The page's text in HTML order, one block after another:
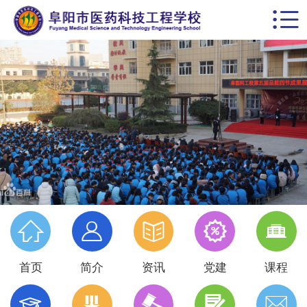
 首页
学校概括
校园动态
思政德育
教学科研
党建专栏
名师风采
学生天地


首页

简介

资讯

党建

课程